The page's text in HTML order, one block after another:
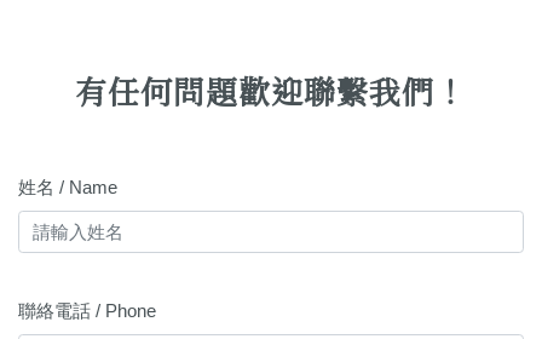
有任何問題歡迎聯繫我們！
姓名 / Name
聯絡電話 / Phone